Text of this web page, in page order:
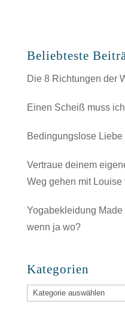
Beliebteste
Die 8 Richtungen der
Einen Scheiß muss
Bedingungslose
Vertraue deinem
Weg gehen mit Louise
Yogabekleidung Made
wenn ja wo?
Kategorien
Kategorien